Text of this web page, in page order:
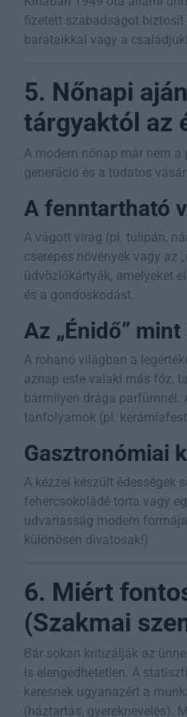
fizetett szabadságot
barátaikkal vagy a
5. Nőnapi
tárgyaktól az
A modern nőnap már nem
generáció és a tudatos
A fenntartható
A vágott virág (pl. tulipán,
cserepes növények vagy az
üdvözlőkártyák, amelyeket
és a gondoskodást.
Az „Énidő”
A rohanó világban a
aznap este valaki más főz,
bármilyen drága parfümnél.
tanfolyamok (pl.
Gasztronómiai
A kézzel készült édességek
fehércsokoládé torta vagy
udvariasság modern
különösen divatosak!)
6. Miért
(Szakmai
Bár sokan kritizálják az
is elengedhetetlen. A
keresnek ugyanazért a
(háztartás, gyereknevelés).